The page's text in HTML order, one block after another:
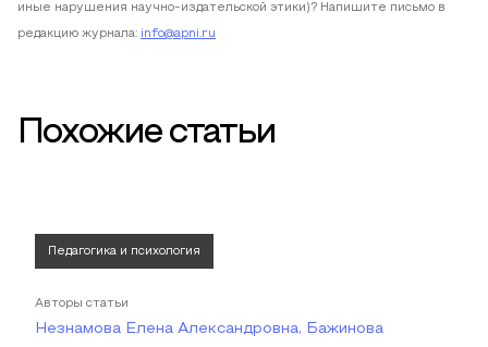
иные нарушения научно-издательской этики)? Напишите письмо в
редакцию журнала: info@apni.ru
Похожие статьи
Педагогика и психология
Авторы статьи
Незнамова Елена Александровна, Бажинова